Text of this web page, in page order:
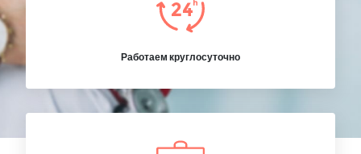
Работаем круглосуточно